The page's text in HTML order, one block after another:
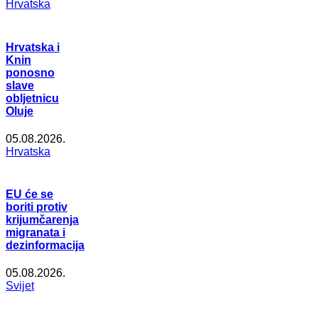
Hrvatska
Hrvatska i
Knin
ponosno
slave
obljetnicu
Oluje
05.08.2026.
Hrvatska
EU će se
boriti protiv
krijumčarenja
migranata i
dezinformacija
05.08.2026.
Svijet